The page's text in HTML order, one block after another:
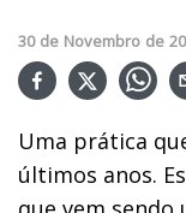
30 de Novembro de
Uma prática
últimos anos.